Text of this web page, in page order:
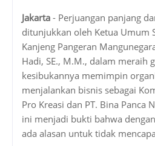
Jakarta - Perjuangan panjang
ditunjukkan oleh Ketua Umum
Kanjeng Pangeran
Hadi, SE., M.M., dalam meraih
kesibukannya memimpin
menjalankan bisnis sebagai
Pro Kreasi dan PT. Bina Panca
ini menjadi bukti bahwa
ada alasan untuk tidak